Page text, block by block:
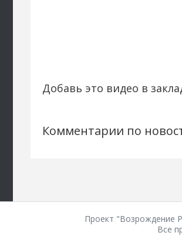
Добавь это видео в
Комментарии по
Проект "Возрождение
Все